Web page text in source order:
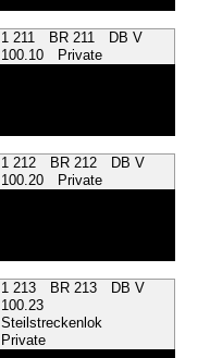
1 211 BR 211 DB V
100.10 Private
1 212 BR 212 DB V
100.20 Private
1 213 BR 213 DB V
100.23
Steilstreckenlok
Private